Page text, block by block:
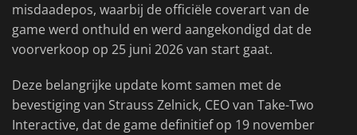
misdaadepos, waarbij de officiële coverart van de
game werd onthuld en werd aangekondigd dat de
voorverkoop op 25 juni 2026 van start gaat.
Deze belangrijke update komt samen met de
bevestiging van Strauss Zelnick, CEO van Take-Two
Interactive, dat de game definitief op 19 november